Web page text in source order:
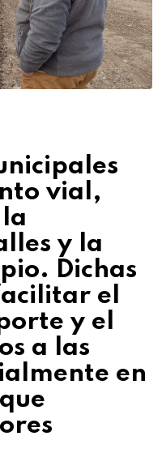
vial,
y la
Dichas
el
y el
a las
en